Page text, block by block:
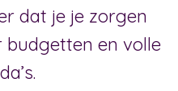
dat je je zorgen
en volle